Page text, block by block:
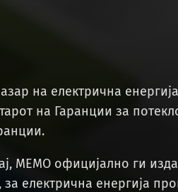
на електрична
на Гаранции за
МЕМО официјално ги
електрична енергија